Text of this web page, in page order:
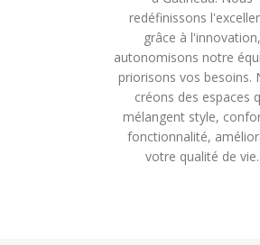
redéfinissons
grâce à l'innovation,
autonomisons notre
priorisons vos besoins.
créons des espaces
mélangent style,
fonctionnalité,
votre qualité de vie.